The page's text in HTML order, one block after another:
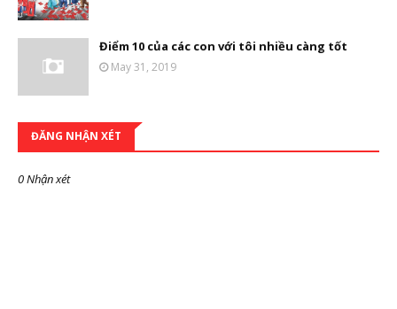
Điểm 10 của các con với tôi nhiều càng tốt
May 31, 2019
ĐĂNG NHẬN XÉT
0 Nhận xét